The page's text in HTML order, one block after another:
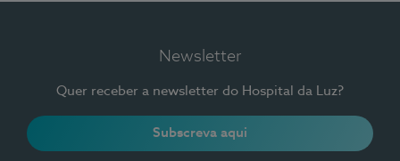
Newsletter
Quer receber a newsletter do Hospital da Luz?
Subscreva aqui